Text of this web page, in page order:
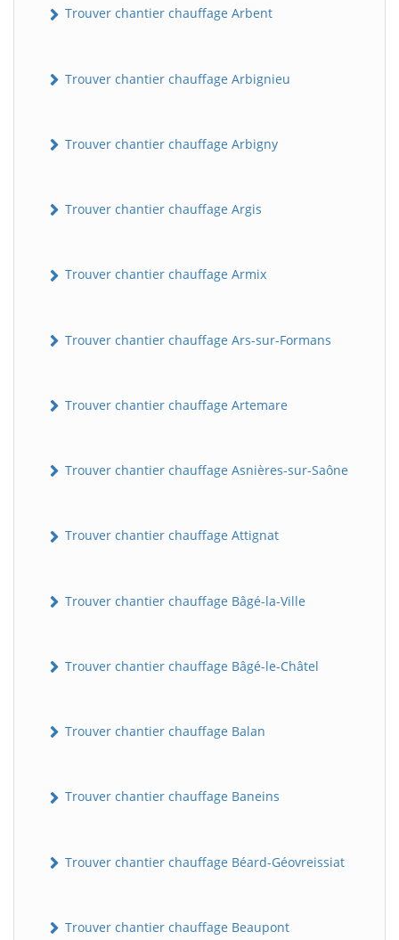
Trouver chantier chauffage Arbent
Trouver chantier chauffage Arbignieu
Trouver chantier chauffage Arbigny
Trouver chantier chauffage Argis
Trouver chantier chauffage Armix
Trouver chantier chauffage Ars-sur-Formans
Trouver chantier chauffage Artemare
Trouver chantier chauffage Asnières-sur-Saône
Trouver chantier chauffage Attignat
Trouver chantier chauffage Bâgé-la-Ville
Trouver chantier chauffage Bâgé-le-Châtel
Trouver chantier chauffage Balan
Trouver chantier chauffage Baneins
Trouver chantier chauffage Béard-Géovreissiat
Trouver chantier chauffage Beaupont